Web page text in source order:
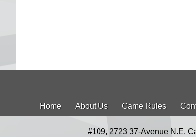
Home About Us Game Rules
#109, 2723 37-Avenue N.E.